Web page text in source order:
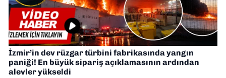
İzmir’in dev rüzgar türbini fabrikasında yangın
paniği! En büyük sipariş açıklamasının ardından
alevler yükseldi